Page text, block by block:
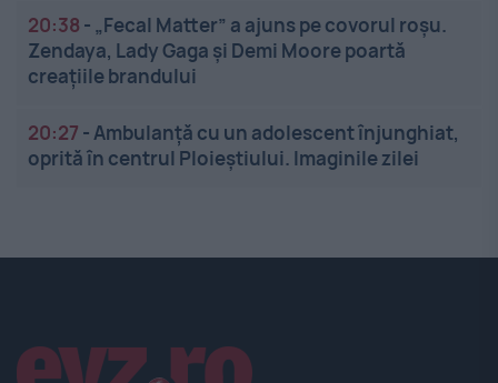
20:38 - „Fecal Matter” a ajuns pe covorul roșu.
Zendaya, Lady Gaga și Demi Moore poartă
creațiile brandului
20:27 -Ambulanță cu un adolescent înjunghiat,
oprită în centrul Ploieștiului. Imaginile zilei
Linkuri utile